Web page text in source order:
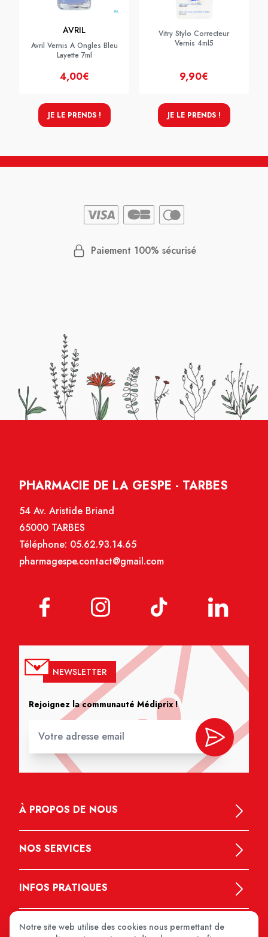
AVRIL
Avril Vernis A Ongles Bleu
Layette 7ml
4,00€
JE LE PRENDS !
Vitry Stylo Correcteur
Vernis 4ml5
9,90€
JE LE PRENDS !
Paiement 100% sécurisé
PHARMACIE DE LA GESPE - TARBES
54 Av. Aristide Briand
65000 TARBES
Téléphone: 05.62.93.14.65
pharmagespe.contact@gmail.com
NEWSLETTER
Rejoignez la communauté Médiprix !
À PROPOS DE NOUS
NOS SERVICES
INFOS PRATIQUES
Notre site web utilise des cookies nous permettant de